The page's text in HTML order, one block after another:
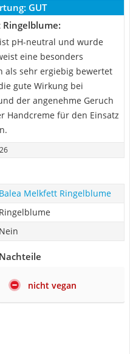
GUT
pH-neutral und wurde
eine besonders
als sehr ergiebig bewertet
gute Wirkung bei
der angenehme Geruch
Handcreme für den Einsatz
Balea Melkfett Ringelblume
Ringelblume
Nein
Nachteile
nicht vegan